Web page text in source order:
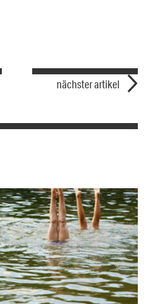
nächster artikel